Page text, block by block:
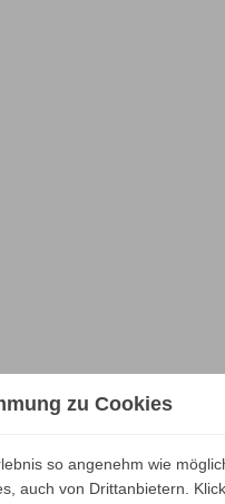
zu Cookies
so angenehm wie
auch von Drittanbietern.